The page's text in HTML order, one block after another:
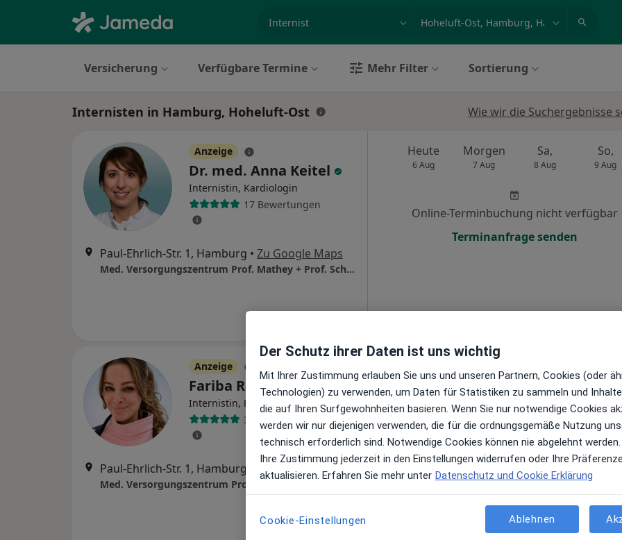
Versicherung Verfügbare Termine Mehr Filter Sortierung
Internisten in Hamburg, Hoheluft-Ost Wie wir die Suchergebnisse
Anzeige
Dr. med. Anna Keitel
Internistin, Kardiologin
17 Bewertungen
Paul-Ehrlich-Str. 1, Hamburg • Zu Google Maps
Med. Versorgungszentrum Prof. Mathey + Prof. Schofer NK Altona
Heute
6 Aug
Morgen
7 Aug
Sa,
8 Aug
So,
9 Aug
Online-Terminbuchung nicht verfügbar
Terminanfrage senden
Anzeige
Fariba Rafiee
Internistin, Kardiologin
3 Bewertungen
Paul-Ehrlich-Str. 1, Hamburg Zu Google Maps
6 Aug 7 Aug 8 Aug 9 Aug
Online-Terminbuchung nicht verfügbar
Terminanfrage senden
Der Schutz ihrer Daten ist uns wichtig
Mit Ihrer Zustimmung erlauben Sie uns und unseren Partnern, Cookies (oder
Technologien) zu verwenden, um Daten für Statistiken zu sammeln und
die auf Ihren Surfgewohnheiten basieren. Wenn Sie nur notwendige Cookies
werden wir nur diejenigen verwenden, die für die ordnungsgemäße Nutzung
technisch erforderlich sind. Notwendige Cookies können nie abgelehnt werden.
Ihre Zustimmung jederzeit in den Einstellungen widerrufen oder Ihre
aktualisieren. Erfahren Sie mehr unter Datenschutz und Cookie Erklärung
Cookie-Einstellungen Ablehnen